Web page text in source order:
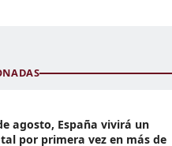
agosto, España vivirá un
por primera vez en más de